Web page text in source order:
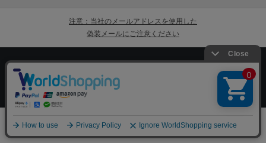
絞り込む
注意：当社のメールアドレスを使用した
偽装メールにご注意ください
初めての方へ ご利用案内・お問い合わせ
ブランド一覧 店舗検索
利用規約
特定商取引法に基づく表記 採用情報